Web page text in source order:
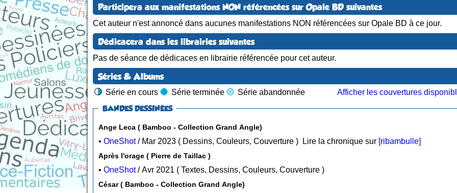
Participera aux manifestations NON référencées sur Opale BD suivantes
Cet auteur n'est annoncé dans aucunes manifestations NON référencées sur Opale BD à ce jour.
Dédicacera dans les librairies suivantes
Pas de séance de dédicaces en librairie référencée pour cet auteur.
Séries & Albums
Série en cours Série terminée Série abandonnée
Afficher les couvertures
BANDES DESSINÉES
Ange Leca ( Bamboo - Collection Grand Angle)
• OneShot / Mar 2023 ( Dessins, Couleurs, Couverture ) Lire la chronique sur [ribambulle]
Après l'orage ( Pierre de Taillac )
• OneShot / Avr 2021 ( Textes, Dessins, Couleurs, Couverture )
César ( Bamboo - Collection Grand Angle)